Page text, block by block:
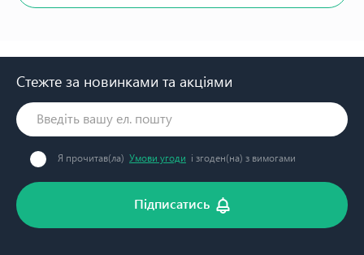
Стежте за новинками та акціями
Я прочитав(ла) Умови угоди і згоден(на) з вимогами
Підписатись